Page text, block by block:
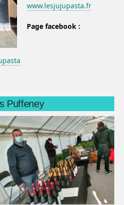
www.lesjujupasta.fr
Page facebook :
Puffeney